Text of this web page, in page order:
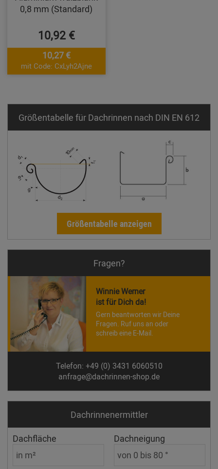
0,8 mm (Standard)
10,92 €
10,27 €
mit Code: CxLyh2Ajne
Größentabelle für Dachrinnen nach DIN EN 612
Größentabelle anzeigen
Fragen?
Winnie Werner
ist für Dich da!
Gern beantworten wir Deine
Fragen. Ruf uns an oder
schreib eine E-Mail.
Telefon: +49 (0) 3431 6060510
anfrage@dachrinnen-shop.de
Dachrinnen­ermittler
Dachfläche Dachneigung